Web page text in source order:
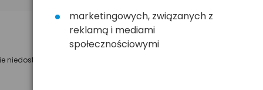
niedostępny
Powiadom mnie o dostępności
marketingowych, związanych z
reklamą i mediami
społecznościowymi